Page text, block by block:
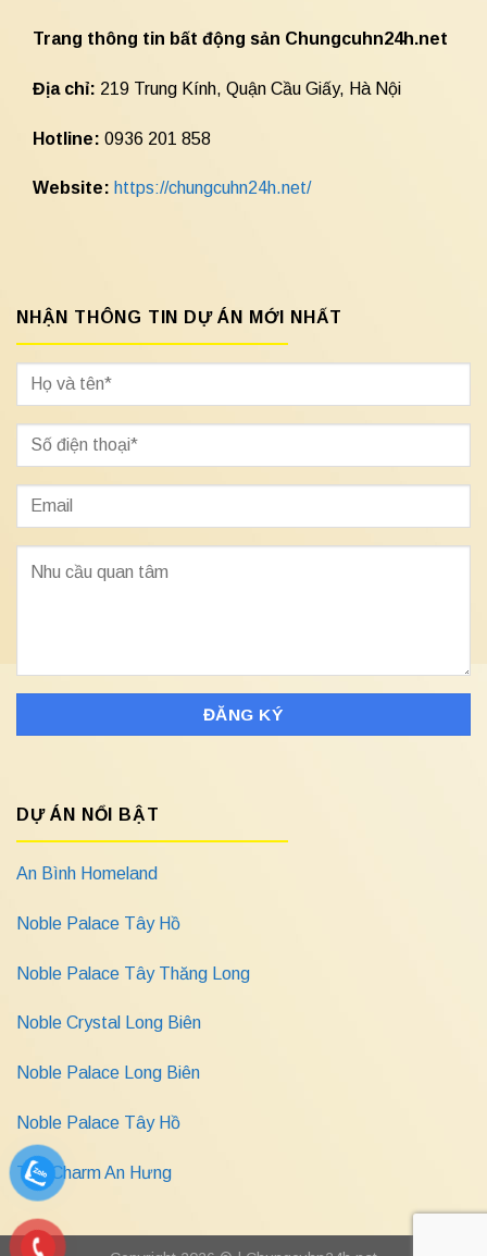
Trang thông tin bất động sản Chungcuhn24h.net
Địa chỉ: 219 Trung Kính, Quận Cầu Giấy, Hà Nội
Hotline: 0936 201 858
Website: https://chungcuhn24h.net/
NHẬN THÔNG TIN DỰ ÁN MỚI NHẤT
DỰ ÁN NỔI BẬT
An Bình Homeland
Noble Palace Tây Hồ
Noble Palace Tây Thăng Long
Noble Crystal Long Biên
Noble Palace Long Biên
Noble Palace Tây Hồ
The Charm An Hưng